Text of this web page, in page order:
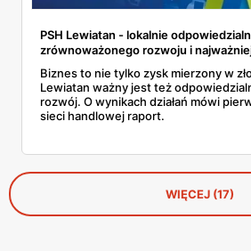
PSH Lewiatan - lokalnie
zrównoważonego rozwoju i
Biznes to nie tylko zysk mierzony w
Lewiatan ważny jest też
rozwój. O wynikach działań mówi
sieci handlowej raport.
WIĘCEJ (17)